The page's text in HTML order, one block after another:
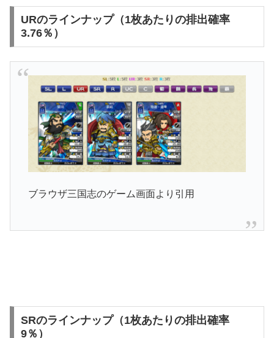
URのラインナップ（1枚あたりの排出確率
3.76％）
ブラウザ三国志のゲーム画面より引用
SRのラインナップ（1枚あたりの排出確率
9％）